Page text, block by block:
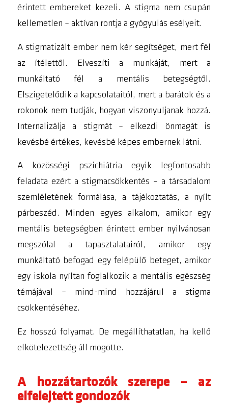
érintett embereket kezeli. A stigma nem csupán
kellemetlen – aktívan rontja a gyógyulás esélyeit.
A stigmatizált ember nem kér segítséget, mert fél
az ítélettől. Elveszíti a munkáját, mert a
munkáltató fél a mentális betegségtől.
Elszigetelődik a kapcsolataitól, mert a barátok és a
rokonok nem tudják, hogyan viszonyuljanak hozzá.
Internalizálja a stigmát – elkezdi önmagát is
kevésbé értékes, kevésbé képes embernek látni.
A közösségi pszichiátria egyik legfontosabb
feladata ezért a stigmacsökkentés – a társadalom
szemléletének formálása, a tájékoztatás, a nyílt
párbeszéd. Minden egyes alkalom, amikor egy
mentális betegségben érintett ember nyilvánosan
megszólal a tapasztalatairól, amikor egy
munkáltató befogad egy felépülő beteget, amikor
egy iskola nyíltan foglalkozik a mentális egészség
témájával – mind-mind hozzájárul a stigma
csökkentéséhez.
Ez hosszú folyamat. De megállíthatatlan, ha kellő
elkötelezettség áll mögötte.
A hozzátartozók szerepe – az
elfelejtett gondozók